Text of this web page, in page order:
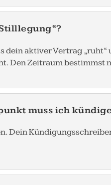
dein aktiver Vertrag
Den Zeitraum bestimmst
muss ich
Dein